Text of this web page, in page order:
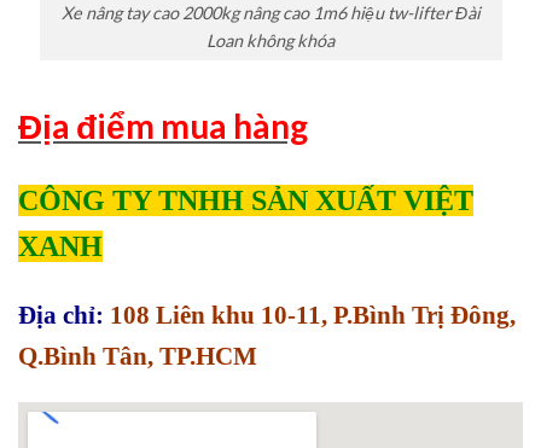
Xe nâng tay cao 2000kg nâng cao 1m6 hiệu tw-lifter Đài
Loan không khóa
Địa điểm mua hàng
CÔNG TY TNHH SẢN XUẤT VIỆT
XANH
Địa chỉ: 108 Liên khu 10-11, P.Bình Trị Đông,
Q.Bình Tân, TP.HCM